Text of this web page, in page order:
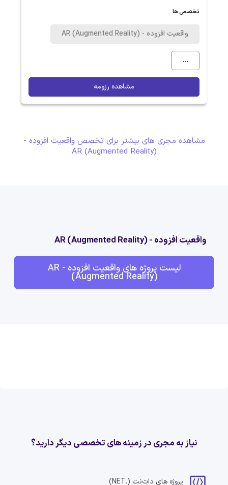
تخصص ها
واقعیت افزوده - AR (Augmented Reality)
...
مشاهده رزومه
مشاهده مجری های بیشتر برای تخصص واقعیت افزوده -
AR (Augmented Reality)
واقعیت افزوده - AR (Augmented Reality)
لیست پروژه های واقعیت افزوده - AR
(Augmented Reality)
نیاز به مجری در زمینه های تخصصی دیگر دارید؟
پروژه های دات‌نت (.NET)